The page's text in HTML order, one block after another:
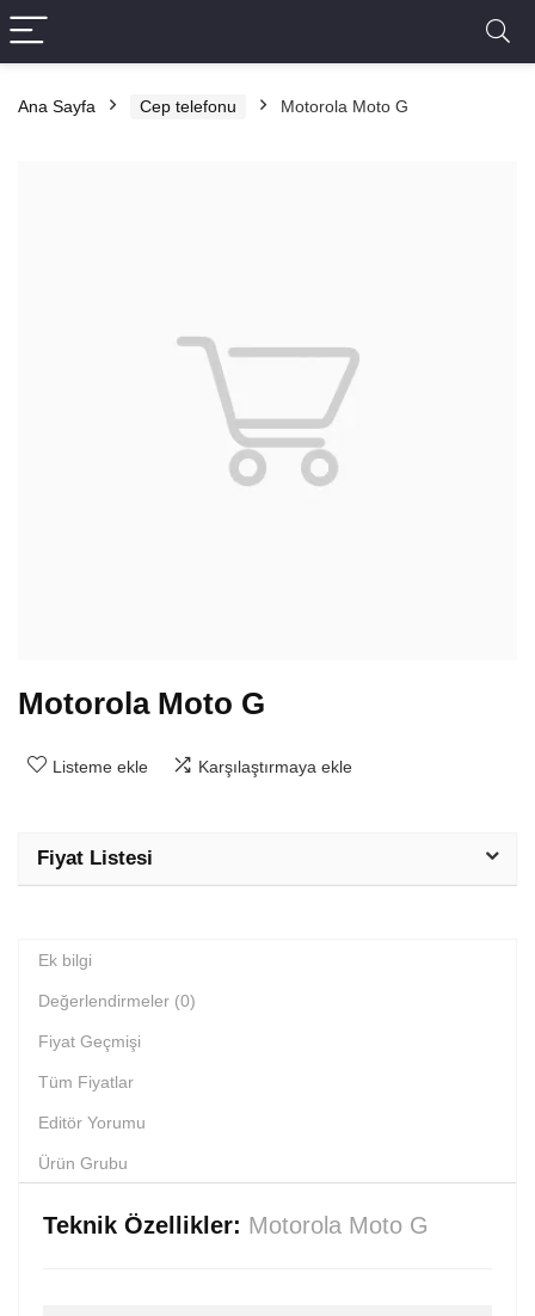
Ana Sayfa Cep telefonu Motorola Moto G
Motorola Moto G
Listeme ekle Karşılaştırmaya ekle
Fiyat Listesi
Ek bilgi
Değerlendirmeler (0)
Fiyat Geçmişi
Tüm Fiyatlar
Editör Yorumu
Ürün Grubu
Teknik Özellikler: Motorola Moto G